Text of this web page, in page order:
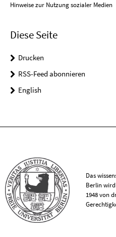
Hinweise zur Nutzung sozialer Medien
Diese Seite
Drucken
RSS-Feed abonnieren
English
Das
Berlin
1948 von